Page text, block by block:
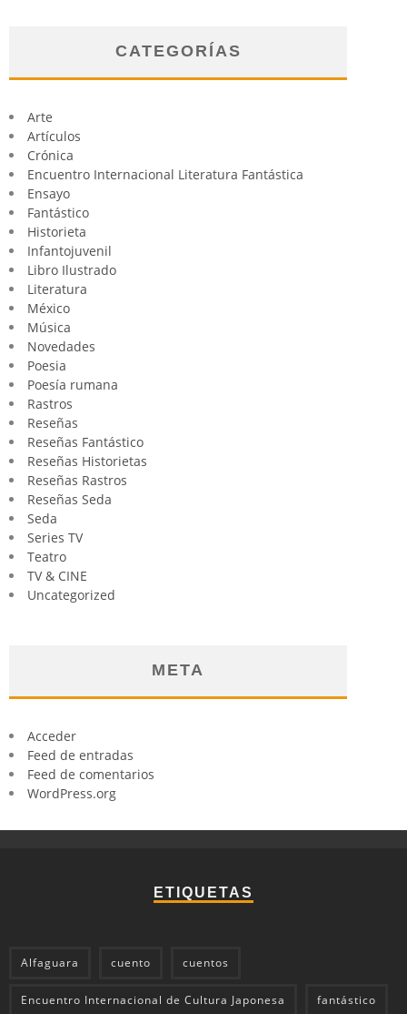
CATEGORÍAS
Arte
Artículos
Crónica
Encuentro Internacional Literatura Fantástica
Ensayo
Fantástico
Historieta
Infantojuvenil
Libro Ilustrado
Literatura
México
Música
Novedades
Poesia
Poesía rumana
Rastros
Reseñas
Reseñas Fantástico
Reseñas Historietas
Reseñas Rastros
Reseñas Seda
Seda
Series TV
Teatro
TV & CINE
Uncategorized
META
Acceder
Feed de entradas
Feed de comentarios
WordPress.org
ETIQUETAS
Alfaguara cuento cuentos
Encuentro Internacional de Cultura Japonesa fantástico